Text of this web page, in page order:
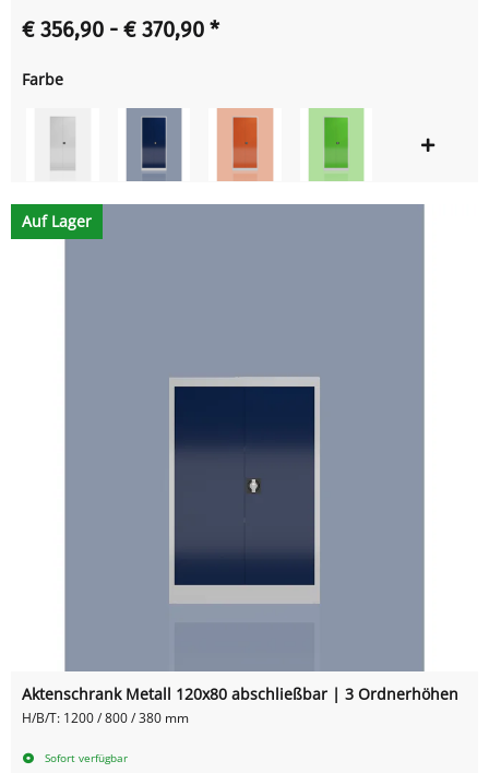
€ 356,90 - € 370,90 *
Farbe
Auf Lager
Aktenschrank Metall 120x80 abschließbar | 3 Ordnerhöhen
H/B/T: 1200 / 800 / 380 mm
Sofort verfügbar